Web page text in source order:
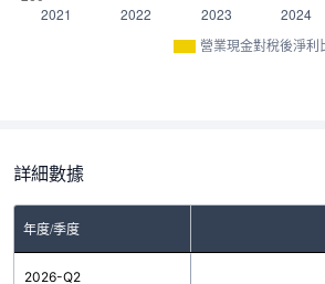
營業現金對稅後淨利
詳細數據
年度/季度
2026-Q2